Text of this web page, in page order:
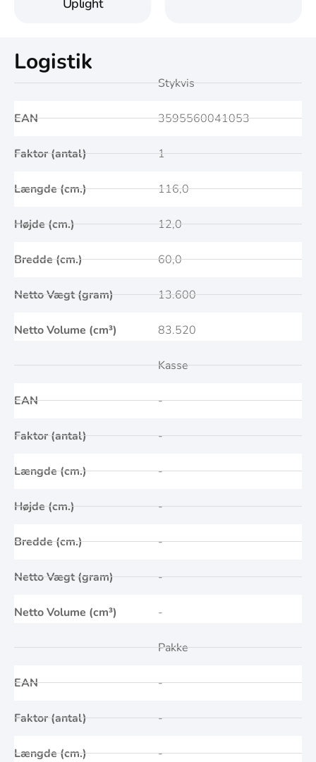
Uplight
Logistik
EAN
Faktor (antal)
Længde (cm.)
Højde (cm.)
Bredde (cm.)
Netto Vægt (gram)
Netto Volume (cm³)
Stykvis
3595560041053
1
116,0
12,0
60,0
13.600
83.520
EAN
Faktor (antal)
Længde (cm.)
Højde (cm.)
Bredde (cm.)
Netto Vægt (gram)
Netto Volume (cm³)
Kasse
-
-
-
-
-
-
-
EAN
Faktor (antal)
Længde (cm.)
Pakke
-
-
-